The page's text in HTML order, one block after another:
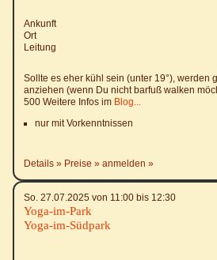
Ankunft
Ort
Leitung
Sollte es eher kühl sein (unter 19°), werden
anziehen (wenn Du nicht barfuß walken
500 Weitere Infos im Blog...
nur mit Vorkenntnissen
Details Preise anmelden
So. 27.07.2025 von 11:00 bis 12:30
Yoga-im-Park
Yoga-im-Südpark